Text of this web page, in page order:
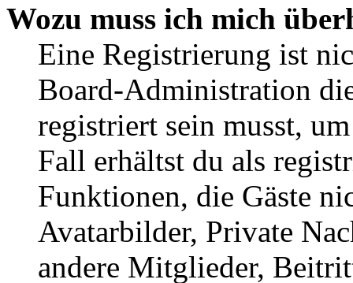
Wozu muss ich mich
Eine Registrierung ist
Board-Administration
registriert sein musst,
Fall erhältst du als
Funktionen, die Gäste
Avatarbilder, Private
andere Mitglieder,